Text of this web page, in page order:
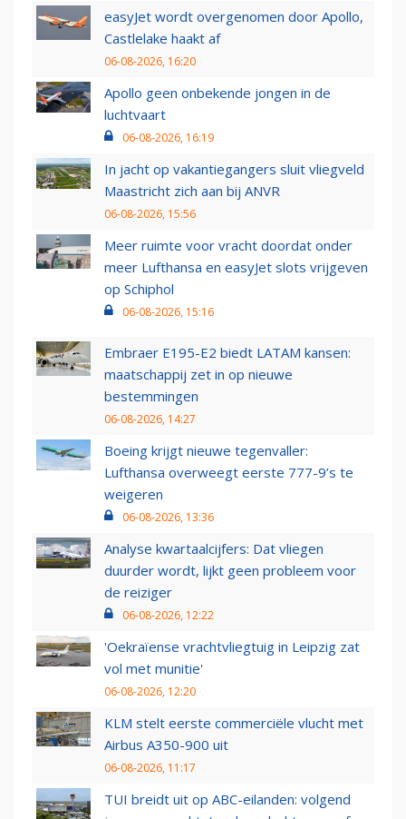
easyJet wordt overgenomen door Apollo,
Castlelake haakt af
06-08-2026, 16:20
Apollo geen onbekende jongen in de
luchtvaart
06-08-2026, 16:19
In jacht op vakantiegangers sluit vliegveld
Maastricht zich aan bij ANVR
06-08-2026, 15:56
Meer ruimte voor vracht doordat onder
meer Lufthansa en easyJet slots vrijgeven
op Schiphol
06-08-2026, 15:16
Embraer E195-E2 biedt LATAM kansen:
maatschappij zet in op nieuwe
bestemmingen
06-08-2026, 14:27
Boeing krijgt nieuwe tegenvaller:
Lufthansa overweegt eerste 777-9’s te
weigeren
06-08-2026, 13:36
Analyse kwartaalcijfers: Dat vliegen
duurder wordt, lijkt geen probleem voor
de reiziger
06-08-2026, 12:22
'Oekraïense vrachtvliegtuig in Leipzig zat
vol met munitie'
06-08-2026, 12:20
KLM stelt eerste commerciële vlucht met
Airbus A350-900 uit
06-08-2026, 11:17
TUI breidt uit op ABC-eilanden: volgend